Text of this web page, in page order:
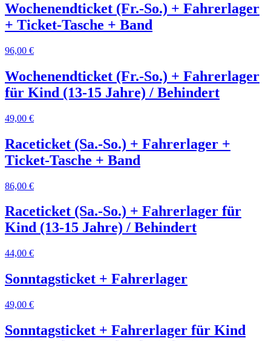
Wochenendticket (Fr.-So.) + Fahrerlager
+ Ticket-Tasche + Band
96,00 €
Wochenendticket (Fr.-So.) + Fahrerlager
für Kind (13-15 Jahre) / Behindert
49,00 €
Raceticket (Sa.-So.) + Fahrerlager +
Ticket-Tasche + Band
86,00 €
Raceticket (Sa.-So.) + Fahrerlager für
Kind (13-15 Jahre) / Behindert
44,00 €
Sonntagsticket + Fahrerlager
49,00 €
Sonntagsticket + Fahrerlager für Kind